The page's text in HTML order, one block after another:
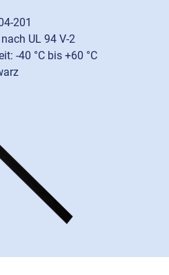
201
UL 94 V-2
-40 °C bis +60 °C